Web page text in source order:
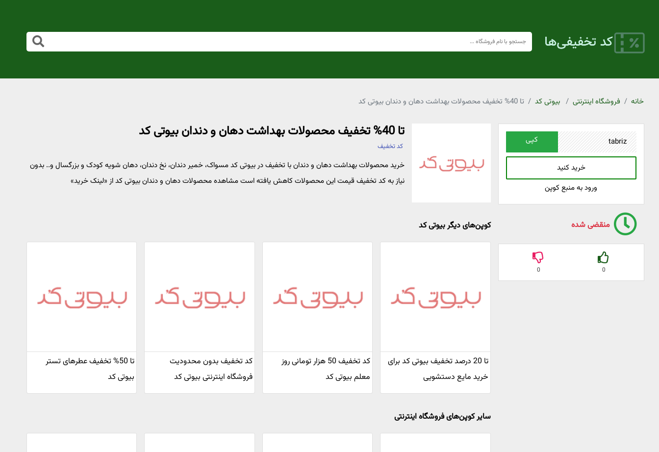
خانه فروشگاه اینترنتی بیوتی کد تا 40% تخفیف محصولات بهداشت دهان و دندان بیوتی کد
کپی
خرید کنید
ورود به منبع کوپن
منقضی شده
0
0
تا 40% تخفیف محصولات بهداشت دهان و دندان بیوتی کد
کد تخفیف
خرید محصولات بهداشت دهان و دندان با تخفیف در بیوتی کد مسواک، خمیر دندان، نخ دندان، دهان شویه کودک و بزرگسال و.. بدون
نیاز به کد تخفیف قیمت این محصولات کاهش یافته است مشاهده محصولات دهان و دندان بیوتی کد از «لینک خرید»
کوپن‌های دیگر بیوتی کد
تا 20 درصد تخفیف بیوتی کد برای
خرید مایع دستشویی
کد تخفیف 50 هزار تومانی روز
معلم بیوتی کد
کد تخفیف بدون محدودیت
فروشگاه اینترنتی بیوتی کد
تا 50% تخفیف عطرهای تستر
بیوتی کد
سایر کوپن‌های فروشگاه اینترنتی